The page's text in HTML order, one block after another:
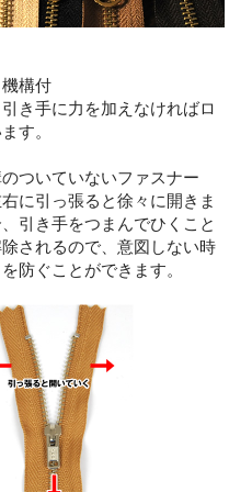
構付
き手に力を加えなければロ
す。
ついていないファスナー
に引っ張ると徐々に開きま
引き手をつまんでひくこと
されるので、意図しない時
防ぐことができます。